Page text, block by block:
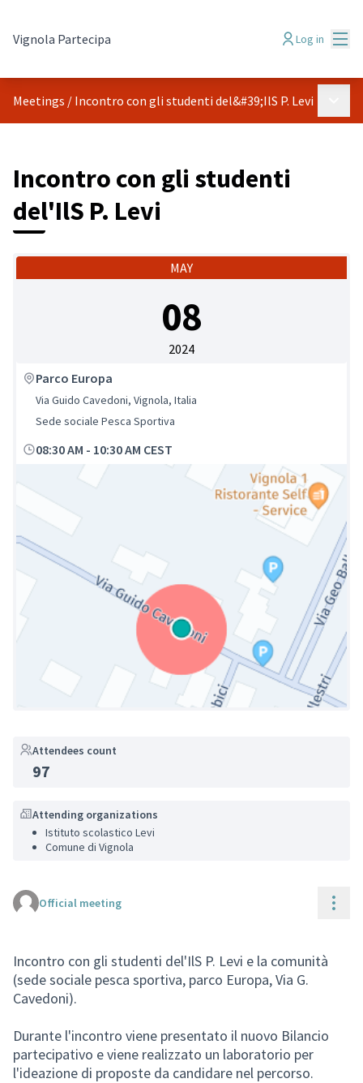
Vignola Partecipa Log in
Meetings / Incontro con gli studenti del&#39;IlS P. Levi
Incontro con gli studenti
del'IlS P. Levi
MAY
08
2024
Parco Europa
Via Guido Cavedoni, Vignola, Italia
Sede sociale Pesca Sportiva
08:30 AM - 10:30 AM CEST
Attendees count
97
Attending organizations
Istituto scolastico Levi
Comune di Vignola
Official meeting
Incontro con gli studenti del'IlS P. Levi e la comunità
(sede sociale pesca sportiva, parco Europa, Via G.
Cavedoni).
Durante l'incontro viene presentato il nuovo Bilancio
partecipativo e viene realizzato un laboratorio per
l'ideazione di proposte da candidare nel percorso.